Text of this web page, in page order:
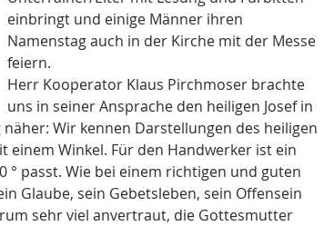
einbringt und einige Männer ihren
Namenstag auch in der Kirche mit der Messe
feiern.
Herr Kooperator Klaus Pirchmoser brachte
uns in seiner Ansprache den heiligen Josef in
Wir kennen Darstellungen des heiligen
einem Winkel. Für den Handwerker ist ein
passt. Wie bei einem richtigen und guten
Glaube, sein Gebetsleben, sein Offensein
sehr viel anvertraut, die Gottesmutter